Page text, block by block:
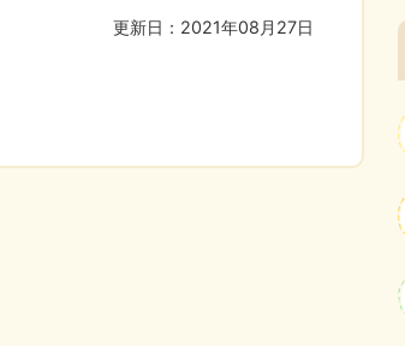
更新日：2021年08月27日